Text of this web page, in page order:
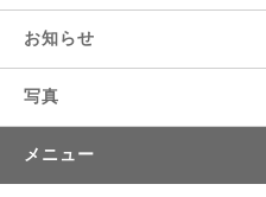
お知らせ
写真
メニュー